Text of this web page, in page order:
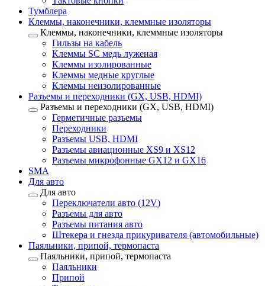
Тумблера
Клеммы, наконечники, клеммные изоляторы
Клеммы, наконечники, клеммные изоляторы
Гильзы на кабель
Клеммы SC медь луженая
Клеммы изолированные
Клеммы медные круглые
Клеммы неизолированные
Разъемы и переходники (GX, USB, HDMI)
Разъемы и переходники (GX, USB, HDMI)
Герметичные разъемы
Переходники
Разъемы USB, HDMI
Разъемы авиационные XS9 и XS12
Разъемы микрофонные GX12 и GX16
SMA
Для авто
Для авто
Переключатели авто (12V)
Разъемы для авто
Разъемы питания авто
Штекера и гнезда прикуривателя (автомобильные)
Паяльники, припой, термопаста
Паяльники, припой, термопаста
Паяльники
Припой